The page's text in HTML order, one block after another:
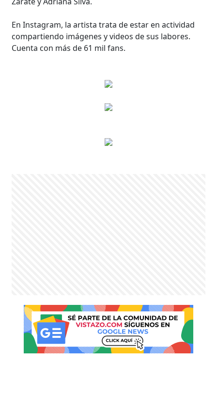
En Instagram, la artista trata de estar en actividad
compartiendo imágenes y videos de sus labores.
Cuenta con más de 61 mil fans.